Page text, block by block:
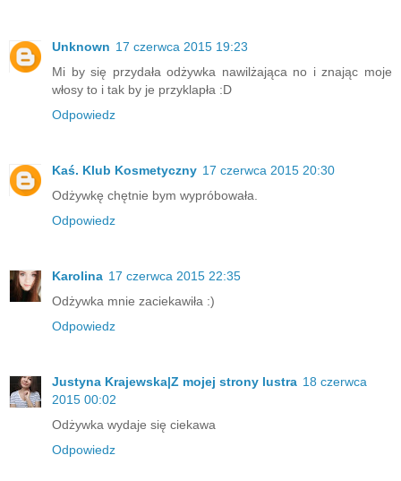
Unknown 17 czerwca 2015 19:23
Mi by się przydała odżywka nawilżająca no i znając moje
włosy to i tak by je przyklapła :D
Odpowiedz
Kaś. Klub Kosmetyczny 17 czerwca 2015 20:30
Odżywkę chętnie bym wypróbowała.
Odpowiedz
Karolina 17 czerwca 2015 22:35
Odżywka mnie zaciekawiła :)
Odpowiedz
Justyna Krajewska|Z mojej strony lustra 18 czerwca
2015 00:02
Odżywka wydaje się ciekawa
Odpowiedz